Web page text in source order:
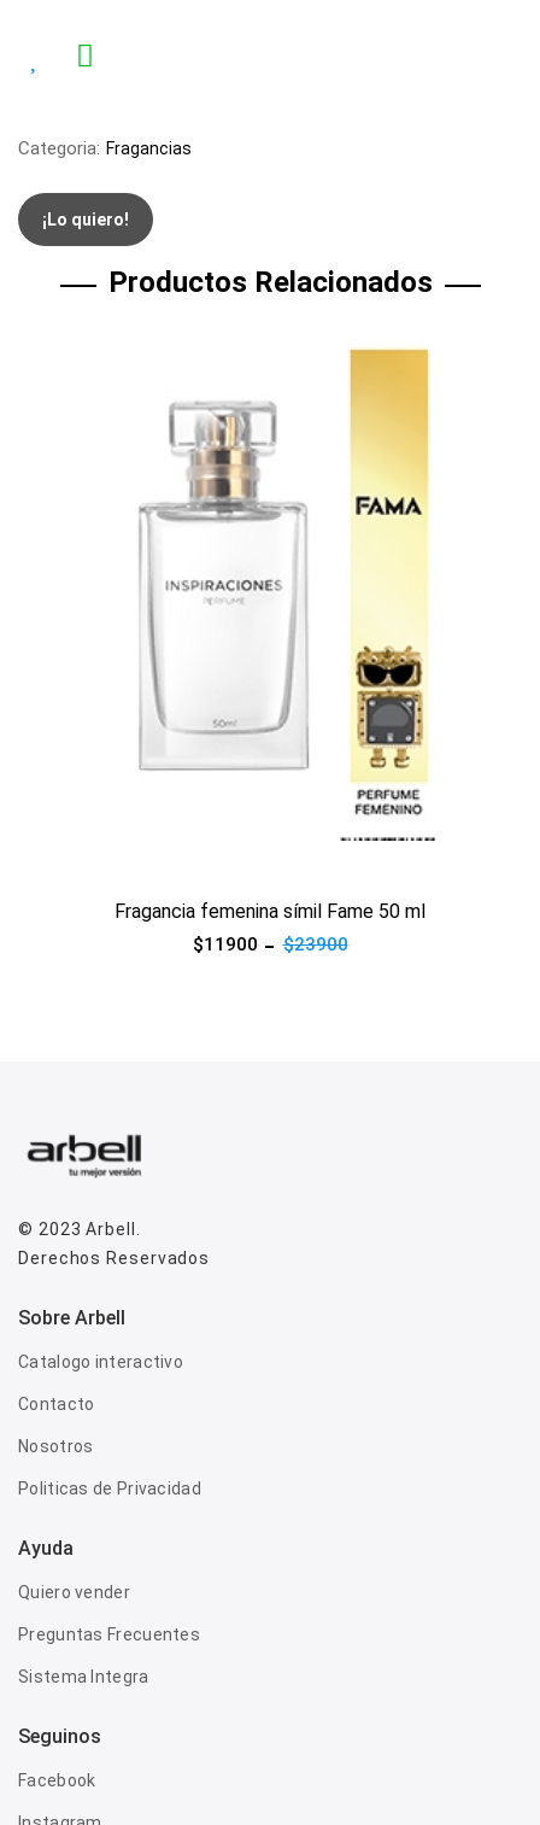
Categoria: Fragancias
¡Lo quiero!
Productos Relacionados
Fragancia femenina símil Fame 50 ml
$11900 $23900
© 2023Arbell
Derechos Reservados
Sobre Arbell
Catalogo interactivo
Contacto
Nosotros
Politicas de Privacidad
Ayuda
Quiero vender
Preguntas Frecuentes
Sistema Integra
Seguinos
Facebook